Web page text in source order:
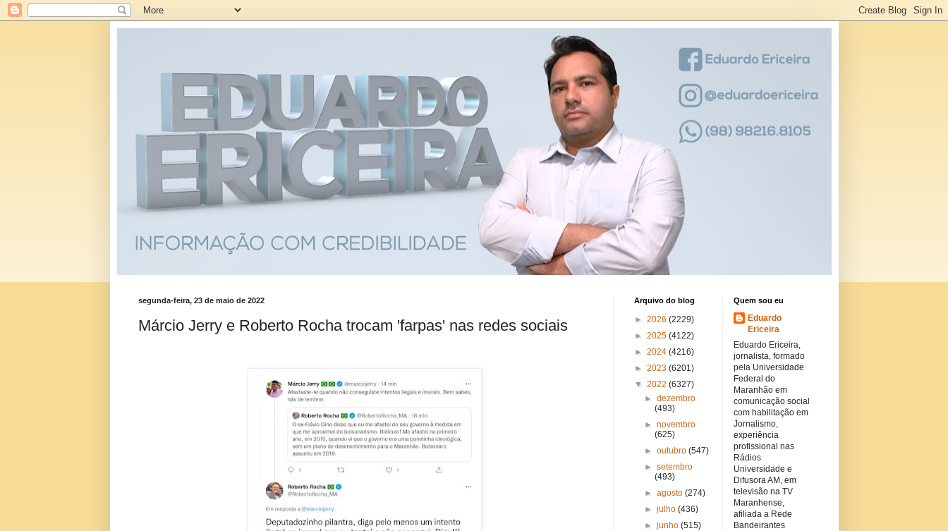
segunda-feira, 23 de maio de 2022
Márcio Jerry e Roberto Rocha trocam 'farpas' nas redes sociais
Arquivo do blog
► 2026 (2229)
► 2025 (4122)
► 2024 (4216)
► 2023 (6201)
▼ 2022 (6327)
► dezembro
(493)
► novembro
(625)
► outubro (547)
► setembro
(493)
► agosto (274)
► julho (436)
► junho (515)
Quem sou eu
Eduardo
Ericeira
Eduardo Ericeira,
jornalista, formado
pela Universidade
Federal do
Maranhão em
comunicação social
com habilitação em
Jornalismo,
experiência
profissional nas
Rádios
Universidade e
Difusora AM, em
televisão na TV
Maranhense,
afiliada a Rede
Bandeirantes